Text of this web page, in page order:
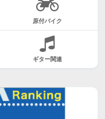
原付バイク
ギター関連